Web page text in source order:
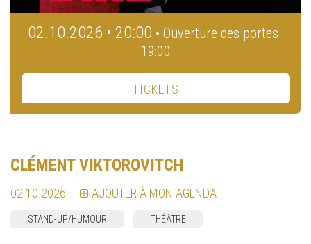
02.10.2026 • 20:00 • Ouverture des portes :
19:00
TICKETS
CLÉMENT VIKTOROVITCH
02.10.2026 AJOUTER À MON AGENDA
STAND-UP/HUMOUR THÉÂTRE